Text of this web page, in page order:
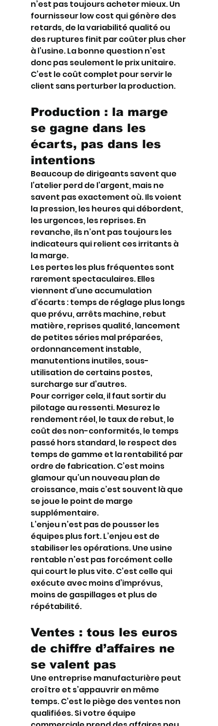
n’est pas toujours acheter mieux. Un
fournisseur low cost qui génère des
retards, de la variabilité qualité ou
des ruptures finit par coûter plus cher
à l’usine. La bonne question n’est
donc pas seulement le prix unitaire.
C’est le coût complet pour servir le
client sans perturber la production.
Production : la marge
se gagne dans les
écarts, pas dans les
intentions
Beaucoup de dirigeants savent que
l’atelier perd de l’argent, mais ne
savent pas exactement où. Ils voient
la pression, les heures qui débordent,
les urgences, les reprises. En
revanche, ils n’ont pas toujours les
indicateurs qui relient ces irritants à
la marge.
Les pertes les plus fréquentes sont
rarement spectaculaires. Elles
viennent d’une accumulation
d’écarts : temps de réglage plus longs
que prévu, arrêts machine, rebut
matière, reprises qualité, lancement
de petites séries mal préparées,
ordonnancement instable,
manutentions inutiles, sous-
utilisation de certains postes,
surcharge sur d’autres.
Pour corriger cela, il faut sortir du
pilotage au ressenti. Mesurez le
rendement réel, le taux de rebut, le
coût des non-conformités, le temps
passé hors standard, le respect des
temps de gamme et la rentabilité par
ordre de fabrication. C’est moins
glamour qu’un nouveau plan de
croissance, mais c’est souvent là que
se joue le point de marge
supplémentaire.
L’enjeu n’est pas de pousser les
équipes plus fort. L’enjeu est de
stabiliser les opérations. Une usine
rentable n’est pas forcément celle
qui court le plus vite. C’est celle qui
exécute avec moins d’imprévus,
moins de gaspillages et plus de
répétabilité.
Ventes : tous les euros
de chiffre d’affaires ne
se valent pas
Une entreprise manufacturière peut
croître et s’appauvrir en même
temps. C’est le piège des ventes non
qualifiées. Si votre équipe